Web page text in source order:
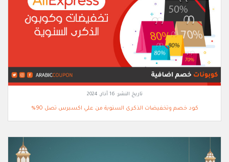
تاريخ النشر: 16 آذار, 2024
كود خصم وتخفيضات الذكرى السنوية من علي اكسبرس تصل 90%